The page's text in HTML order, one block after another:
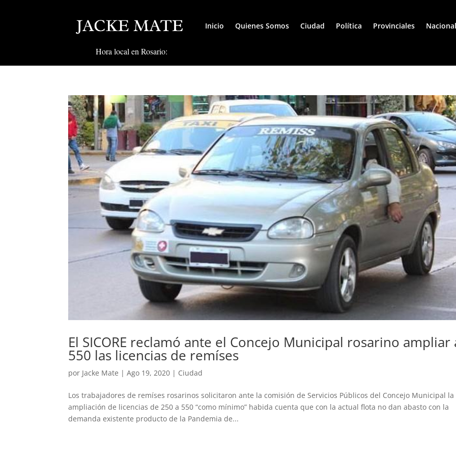
Inicio Quienes Somos Ciudad Política Provinciales
Hora local en Rosario:
El SICORE reclamó ante el Concejo Municipal rosarino ampliar
550 las licencias de remíses
por Jacke Mate |Ago 19, 2020 | Ciudad
Los trabajadores de remíses rosarinos solicitaron ante la comisión de Servicios Públicos del Concejo Municipal la
ampliación de licencias de 250 a 550 “como mínimo” habida cuenta que con la actual flota no dan abasto con la
demanda existente producto de la Pandemia de...